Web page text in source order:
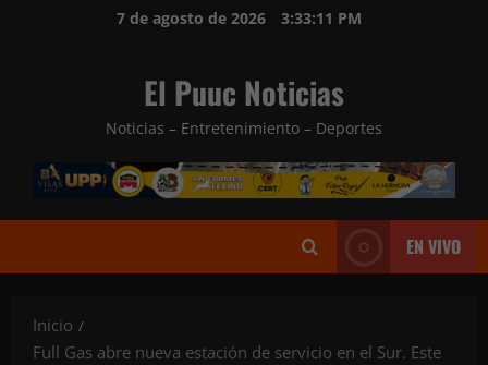
7 de agosto de 2026 3:33:13 PM
El Puuc Noticias
Noticias – Entretenimiento – Deportes
EN VIVO
Inicio
Full Gas abre nueva estación de servicio en el Sur. Este